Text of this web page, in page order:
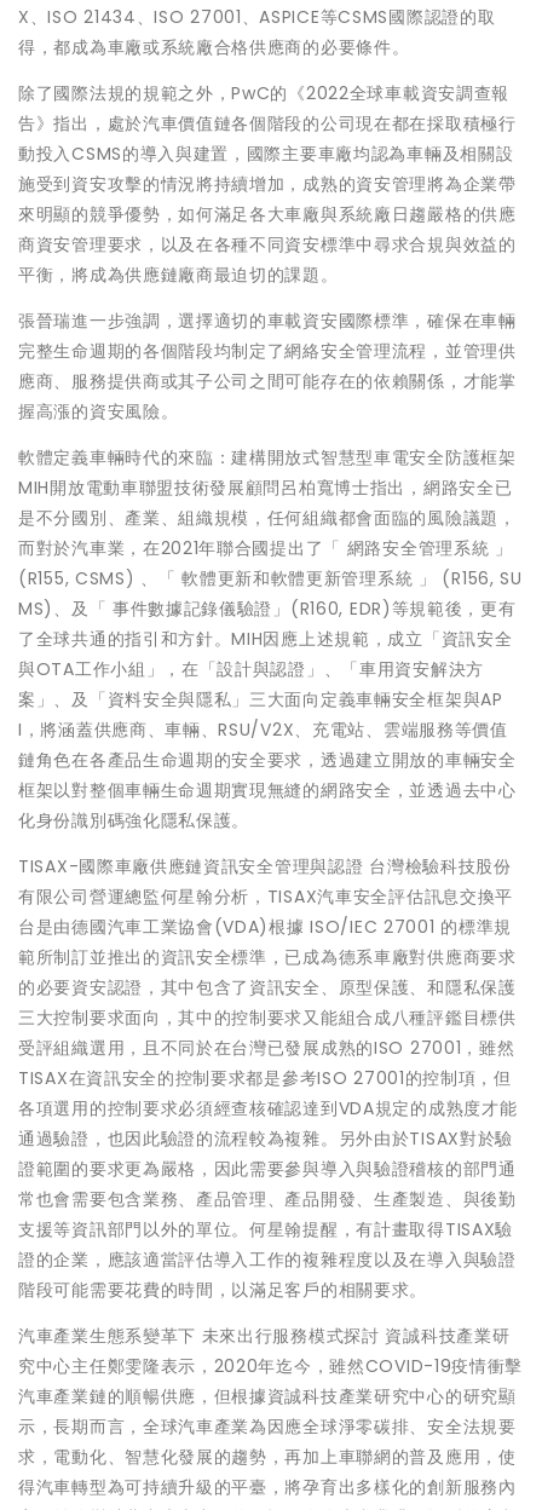
X、ISO 21434、ISO 27001、ASPICE等CSMS國際認證的取
得，都成為車廠或系統廠合格供應商的必要條件。
除了國際法規的規範之外，PwC的《2022全球車載資安調查報
告》指出，處於汽車價值鏈各個階段的公司現在都在採取積極行
動投入CSMS的導入與建置，國際主要車廠均認為車輛及相關設
施受到資安攻擊的情況將持續增加，成熟的資安管理將為企業帶
來明顯的競爭優勢，如何滿足各大車廠與系統廠日趨嚴格的供應
商資安管理要求，以及在各種不同資安標準中尋求合規與效益的
平衡，將成為供應鏈廠商最迫切的課題。
張晉瑞進一步強調，選擇適切的車載資安國際標準，確保在車輛
完整生命週期的各個階段均制定了網絡安全管理流程，並管理供
應商、服務提供商或其子公司之間可能存在的依賴關係，才能掌
握高漲的資安風險。
軟體定義車輛時代的來臨：建構開放式智慧型車電安全防護框架
MIH開放電動車聯盟技術發展顧問呂柏寬博士指出，網路安全已
是不分國別、產業、組織規模，任何組織都會面臨的風險議題，
而對於汽車業，在2021年聯合國提出了「 網路安全管理系統 」
(R155, CSMS) 、「 軟體更新和軟體更新管理系統 」 (R156, SU
MS)、及「 事件數據記錄儀驗證」(R160, EDR)等規範後，更有
了全球共通的指引和方針。MIH因應上述規範，成立「資訊安全
與OTA工作小組」，在「設計與認證」、「車用資安解決方
案」、及「資料安全與隱私」三大面向定義車輛安全框架與AP
I，將涵蓋供應商、車輛、RSU/V2X、充電站、雲端服務等價值
鏈角色在各產品生命週期的安全要求，透過建立開放的車輛安全
框架以對整個車輛生命週期實現無縫的網路安全，並透過去中心
化身份識別碼強化隱私保護。
TISAX-國際車廠供應鏈資訊安全管理與認證 台灣檢驗科技股份
有限公司營運總監何星翰分析，TISAX汽車安全評估訊息交換平
台是由德國汽車工業協會(VDA)根據 ISO/IEC 27001 的標準規
範所制訂並推出的資訊安全標準，已成為德系車廠對供應商要求
的必要資安認證，其中包含了資訊安全、原型保護、和隱私保護
三大控制要求面向，其中的控制要求又能組合成八種評鑑目標供
受評組織選用，且不同於在台灣已發展成熟的ISO 27001，雖然
TISAX在資訊安全的控制要求都是參考ISO 27001的控制項，但
各項選用的控制要求必須經查核確認達到VDA規定的成熟度才能
通過驗證，也因此驗證的流程較為複雜。另外由於TISAX對於驗
證範圍的要求更為嚴格，因此需要參與導入與驗證稽核的部門通
常也會需要包含業務、產品管理、產品開發、生產製造、與後勤
支援等資訊部門以外的單位。何星翰提醒，有計畫取得TISAX驗
證的企業，應該適當評估導入工作的複雜程度以及在導入與驗證
階段可能需要花費的時間，以滿足客戶的相關要求。
汽車產業生態系變革下 未來出行服務模式探討 資誠科技產業研
究中心主任鄭雯隆表示，2020年迄今，雖然COVID-19疫情衝擊
汽車產業鏈的順暢供應，但根據資誠科技產業研究中心的研究顯
示，長期而言，全球汽車產業為因應全球淨零碳排、安全法規要
求，電動化、智慧化發展的趨勢，再加上車聯網的普及應用，使
得汽車轉型為可持續升級的平臺，將孕育出多樣化的創新服務內